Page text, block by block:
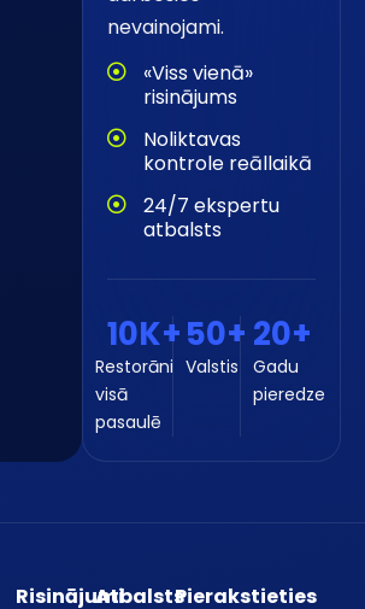
nevainojami.
«Viss vienā»
risinājums
Noliktavas
kontrole reāllaikā
24/7 ekspertu
atbalsts
Restorāni
visā
pasaulē
10K+
Valstis
50+
Gadu
pieredze
20+
RisinājumiAtbalstsPierakstieties